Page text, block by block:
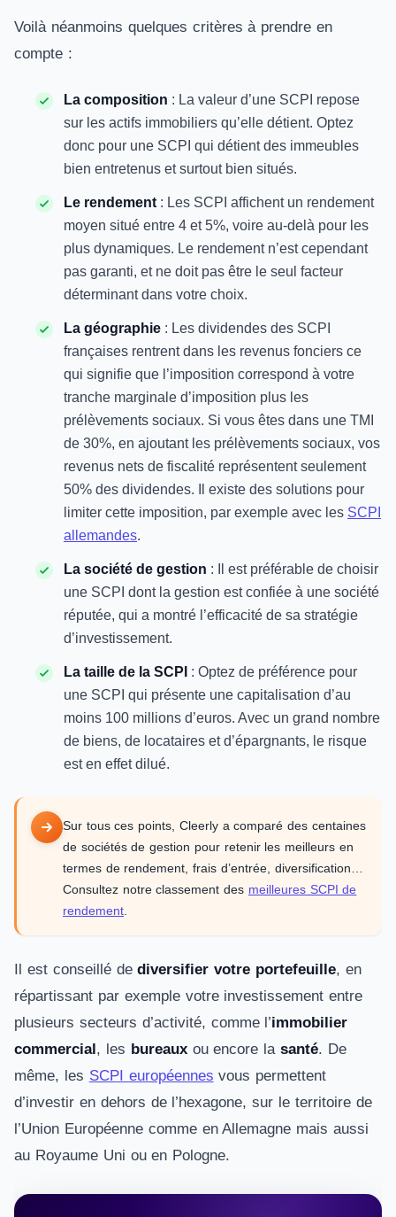
Voilà néanmoins quelques critères à prendre en
compte :
La composition : La valeur d’une SCPI repose
sur les actifs immobiliers qu’elle détient. Optez
donc pour une SCPI qui détient des immeubles
bien entretenus et surtout bien situés.
Le rendement : Les SCPI affichent un rendement
moyen situé entre 4 et 5%, voire au-delà pour les
plus dynamiques. Le rendement n’est cependant
pas garanti, et ne doit pas être le seul facteur
déterminant dans votre choix.
La géographie : Les dividendes des SCPI
françaises rentrent dans les revenus fonciers ce
qui signifie que l’imposition correspond à votre
tranche marginale d’imposition plus les
prélèvements sociaux. Si vous êtes dans une TMI
de 30%, en ajoutant les prélèvements sociaux, vos
revenus nets de fiscalité représentent seulement
50% des dividendes. Il existe des solutions pour
limiter cette imposition, par exemple avec les SCPI
allemandes.
La société de gestion : Il est préférable de choisir
une SCPI dont la gestion est confiée à une société
réputée, qui a montré l’efficacité de sa stratégie
d’investissement.
La taille de la SCPI : Optez de préférence pour
une SCPI qui présente une capitalisation d’au
moins 100 millions d’euros. Avec un grand nombre
de biens, de locataires et d’épargnants, le risque
est en effet dilué.
Sur tous ces points, Cleerly a comparé des centaines
de sociétés de gestion pour retenir les meilleurs en
termes de rendement, frais d’entrée, diversification…
Consultez notre classement des meilleures SCPI de
rendement
Il est conseillé dediversifier votre portefeuille, en
répartissant par exemple votre investissement entre
plusieurs secteurs d’activité, comme l’immobilier
commercial, les bureauxou encore lasanté. De
même, les SCPI européennes vous permettent
d’investir en dehors de l’hexagone, sur le territoire de
l’Union Européenne comme en Allemagne mais aussi
au Royaume Uni ou en Pologne.